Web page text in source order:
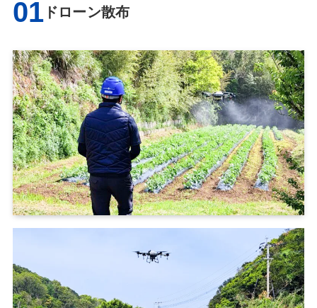
01 ドローン散布